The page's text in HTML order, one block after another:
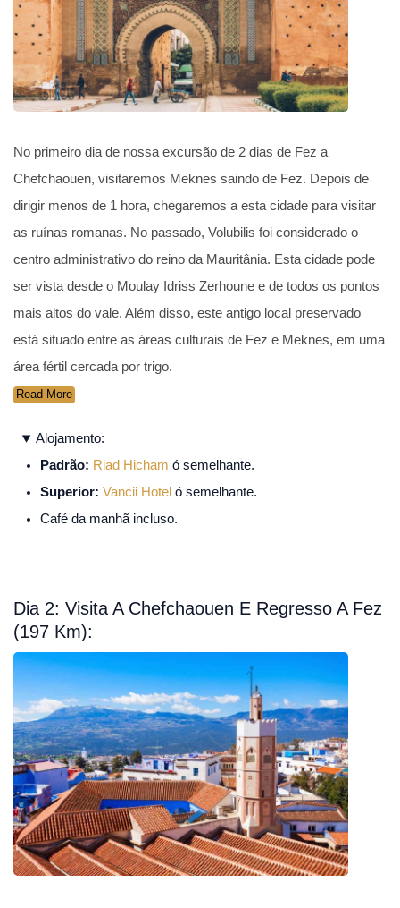
No primeiro dia de nossa excursão de 2 dias de Fez a
Chefchaouen, visitaremos Meknes saindo de Fez. Depois de
dirigir menos de 1 hora, chegaremos a esta cidade para visitar
as ruínas romanas. No passado, Volubilis foi considerado o
centro administrativo do reino da Mauritânia. Esta cidade pode
ser vista desde o Moulay Idriss Zerhoune e de todos os pontos
mais altos do vale. Além disso, este antigo local preservado
está situado entre as áreas culturais de Fez e Meknes, em uma
área fértil cercada por trigo.
Read More
Alojamento:
Padrão: Riad Hicham ó semelhante.
Superior: Vancii Hotel ó semelhante.
Café da manhã incluso.
Dia 2: Visita A Chefchaouen E Regresso A Fez
(197 Km):